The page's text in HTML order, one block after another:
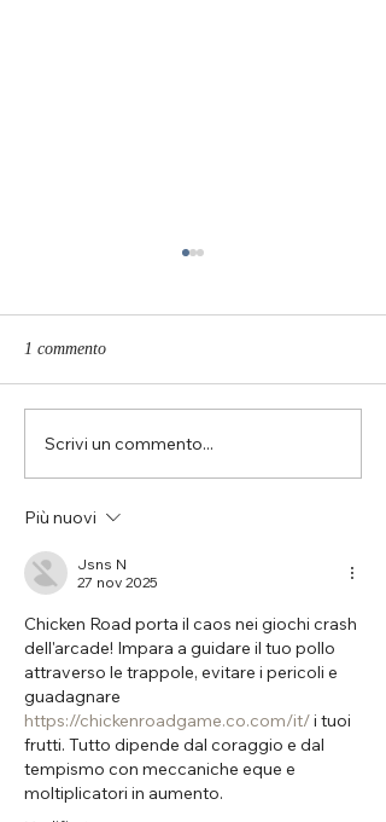
Auguri di matrimonio
1 commento
Scrivi un commento...
Più nuovi
Jsns N
27 nov 2025
Chicken Road porta il caos nei giochi crash
dell'arcade! Impara a guidare il tuo pollo
attraverso le trappole, evitare i pericoli e
guadagnare
https://chickenroadgame.co.com/it/ i tuoi
frutti. Tutto dipende dal coraggio e dal
tempismo con meccaniche eque e
moltiplicatori in aumento.